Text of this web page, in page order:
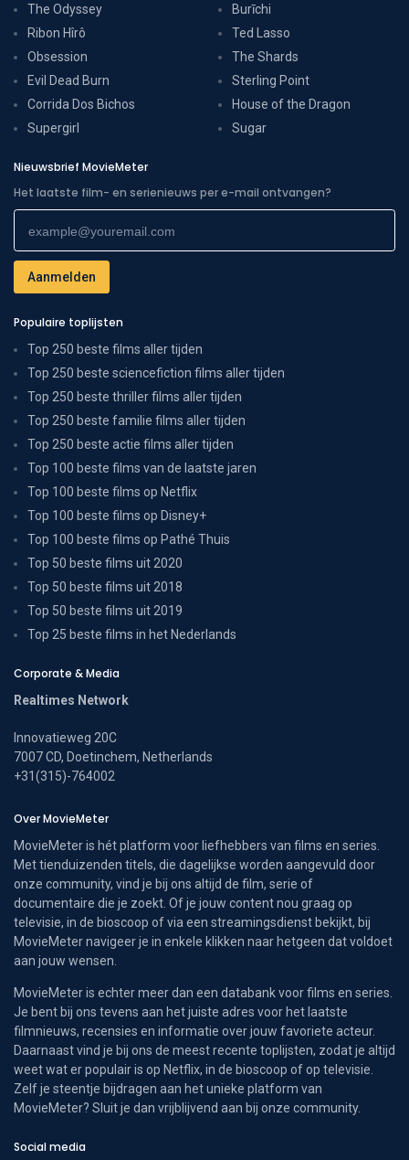
The Odyssey
Ribon Hîrô
Obsession
Evil Dead Burn
Corrida Dos Bichos
Supergirl
Burīchi
Ted Lasso
The Shards
Sterling Point
House of the Dragon
Sugar
Nieuwsbrief MovieMeter
Het laatste film- en serienieuws per e-mail ontvangen?
Populaire toplijsten
Top 250 beste films aller tijden
Top 250 beste sciencefiction films aller tijden
Top 250 beste thriller films aller tijden
Top 250 beste familie films aller tijden
Top 250 beste actie films aller tijden
Top 100 beste films van de laatste jaren
Top 100 beste films op Netflix
Top 100 beste films op Disney+
Top 100 beste films op Pathé Thuis
Top 50 beste films uit 2020
Top 50 beste films uit 2018
Top 50 beste films uit 2019
Top 25 beste films in het Nederlands
Corporate & Media
Realtimes Network
Innovatieweg 20C
7007 CD, Doetinchem, Netherlands
+31(315)-764002
Over MovieMeter
MovieMeter is hét platform voor liefhebbers van films en series.
Met tienduizenden titels, die dagelijkse worden aangevuld door
onze community, vind je bij ons altijd de film, serie of
documentaire die je zoekt. Of je jouw content nou graag op
televisie, in de bioscoop of via een streamingsdienst bekijkt, bij
MovieMeter navigeer je in enkele klikken naar hetgeen dat voldoet
aan jouw wensen.
MovieMeter is echter meer dan een databank voor films en series.
Je bent bij ons tevens aan het juiste adres voor het laatste
filmnieuws, recensies en informatie over jouw favoriete acteur.
Daarnaast vind je bij ons de meest recente toplijsten, zodat je altijd
weet wat er populair is op Netflix, in de bioscoop of op televisie.
Zelf je steentje bijdragen aan het unieke platform van
MovieMeter? Sluit je dan vrijblijvend aan bij onze community.
Social media